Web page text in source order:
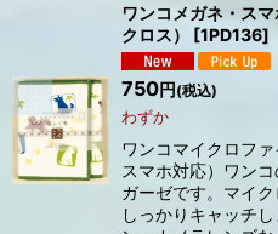
ワンコメガネ・ス
クロス）
[1PD136]
750円 (税込)
わずか
ワンコマイクロフ
スマホ対応）ワン
ガーゼです。マイ
しっかりキャッチ